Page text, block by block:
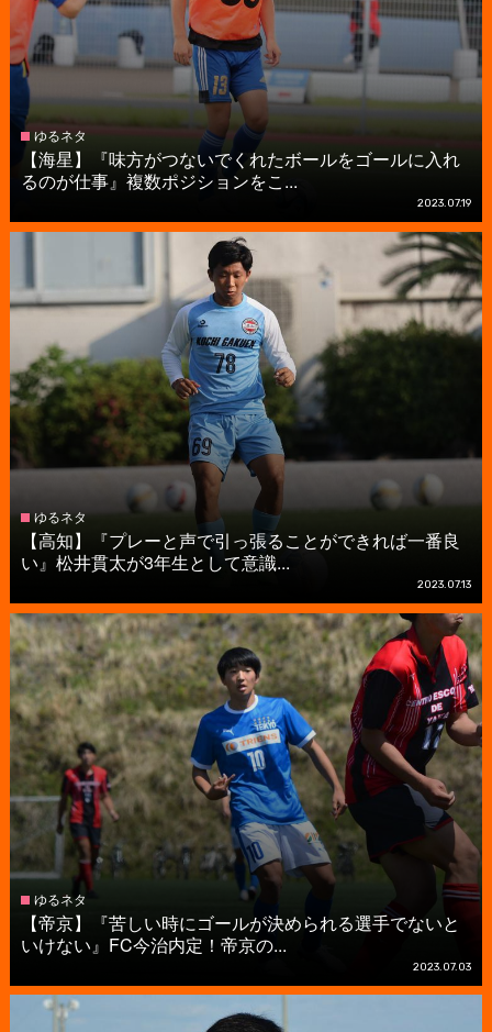
ゆるネタ
【海星】『味方がつないでくれたボールをゴールに入れ
るのが仕事』複数ポジションをこ...
2023.07.19
ゆるネタ
【高知】『プレーと声で引っ張ることができれば一番良
い』松井貫太が3年生として意識...
2023.07.13
ゆるネタ
【帝京】『苦しい時にゴールが決められる選手でないと
いけない』FC今治内定！帝京の...
2023.07.03